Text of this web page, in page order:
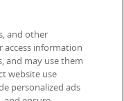
and other
access information
and may use them
website use
personalized ads